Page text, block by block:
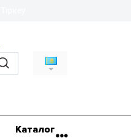
50-86-31
(Фрунзе)
Каталог